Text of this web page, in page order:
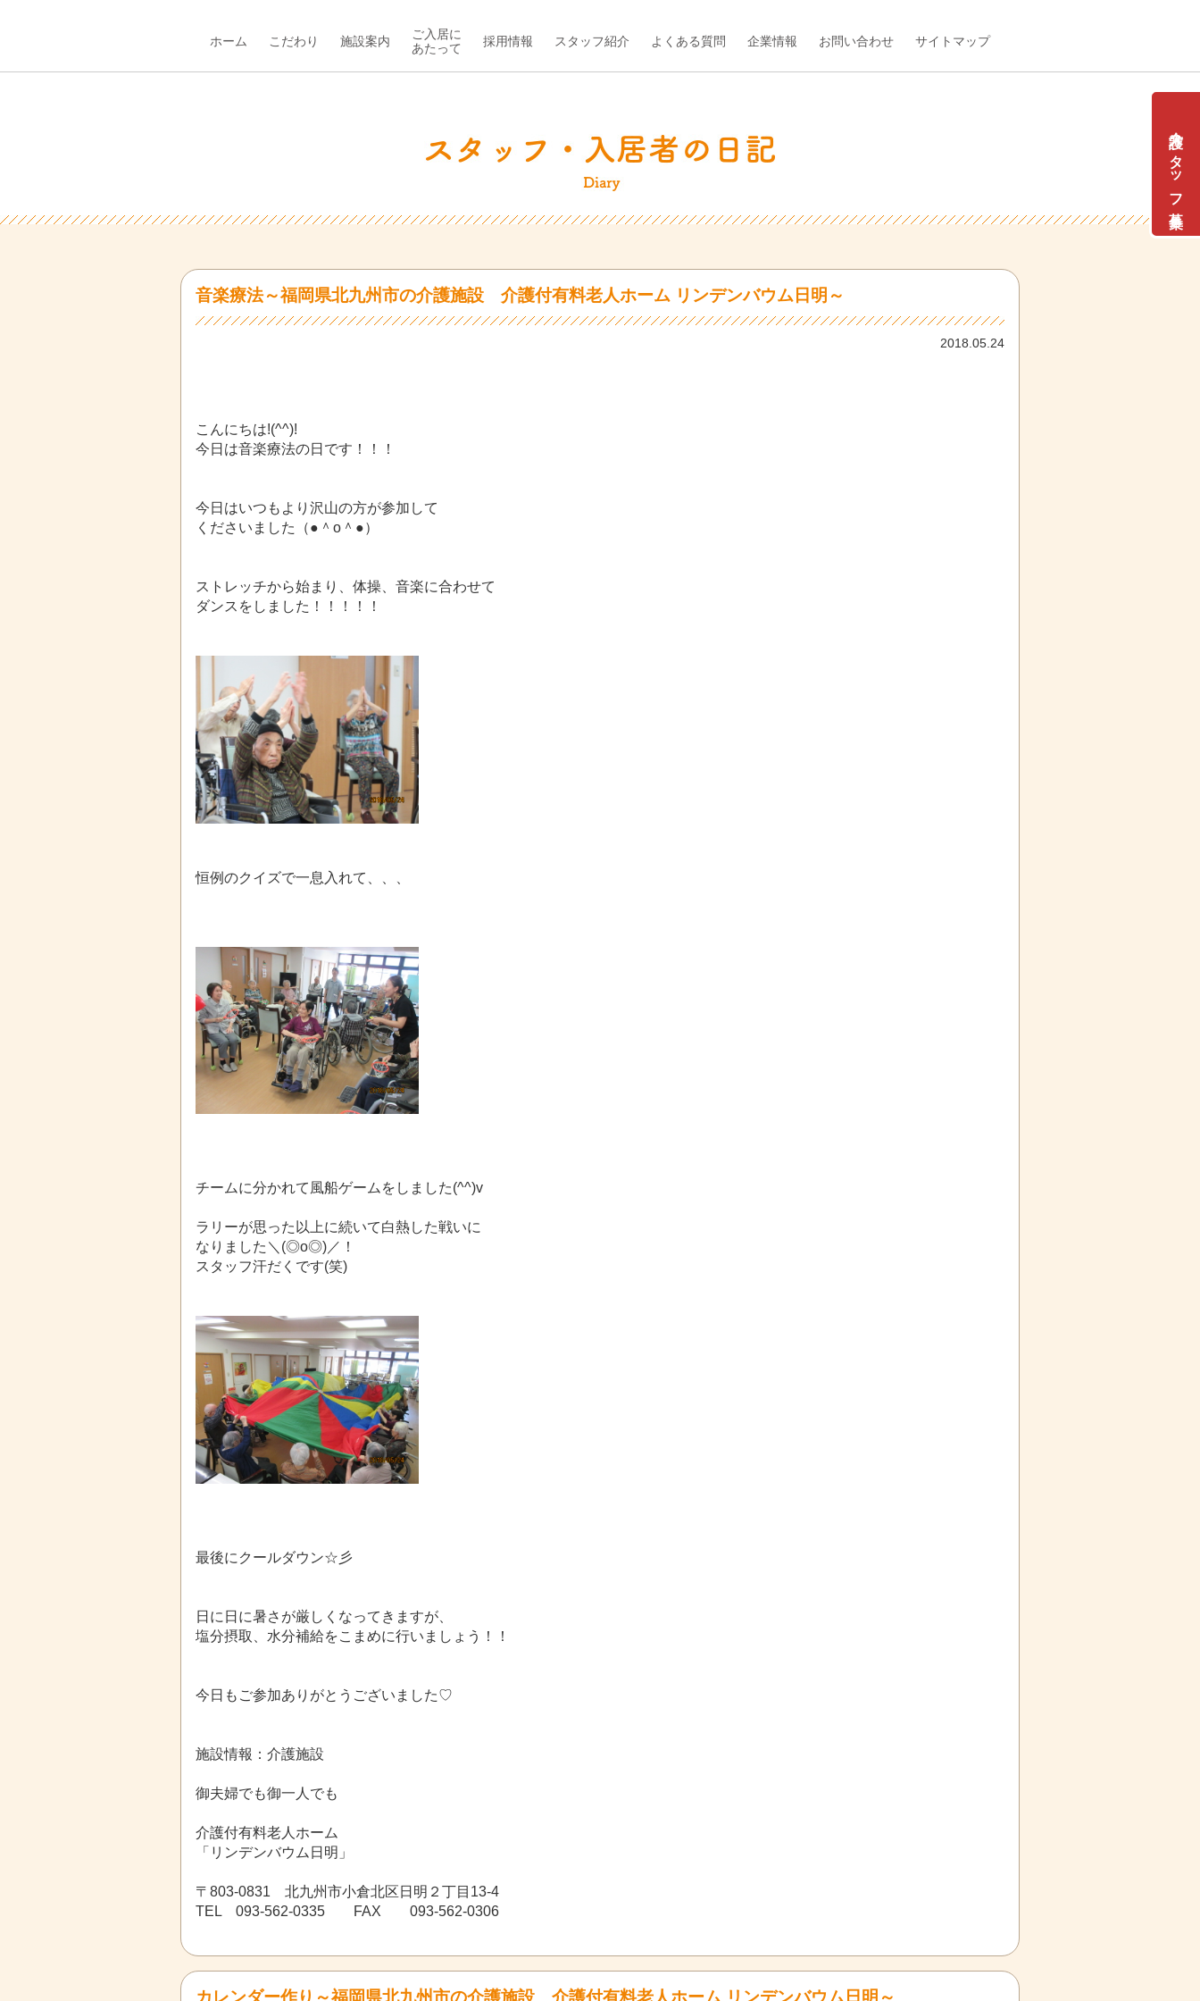
ホーム こだわり 施設案内
ご入居に
あたって
採用情報 スタッフ紹介 よくある質問 企業情報 お問い合わせ サイトマップ
音楽療法～福岡県北九州市の介護施設 介護付有料老人ホーム リンデンバウム日明～
2018.05.24
こんにちは!(^^)!
今日は音楽療法の日です！！！
今日はいつもより沢山の方が参加して
くださいました（●＾o＾●）
ストレッチから始まり、体操、音楽に合わせて
ダンスをしました！！！！！
恒例のクイズで一息入れて、、、
チームに分かれて風船ゲームをしました(^^)v
ラリーが思った以上に続いて白熱した戦いに
なりました＼(◎o◎)／！
スタッフ汗だくです(笑)
最後にクールダウン☆彡
日に日に暑さが厳しくなってきますが、
塩分摂取、水分補給をこまめに行いましょう！！
今日もご参加ありがとうございました♡
施設情報：介護施設
御夫婦でも御一人でも
介護付有料老人ホーム
「リンデンバウム日明」
〒803-0831 北九州市小倉北区日明２丁目13-4
TEL 093-562-0335 FAX 093-562-0306
カレンダー作り～福岡県北九州市の介護施設 介護付有料老人ホーム リンデンバウム日明～
介護スタッフ募集